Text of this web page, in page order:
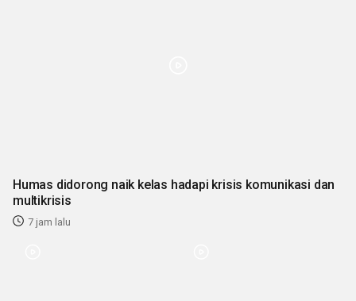
Humas didorong naik kelas hadapi krisis komunikasi dan
multikrisis
7 jam lalu